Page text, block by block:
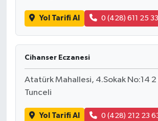
Yol Tarifi Al 0 (428) 611 25 33
Cihanser Eczanesi
Atatürk Mahallesi, 4.Sokak No:14
Tunceli
Yol Tarifi Al 0 (428) 212 23
Genel
Bilim, Teknoloji